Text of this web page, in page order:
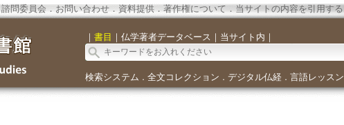
諮問委員会． お問い合わせ． 資料提供． 著作権について．当サイトの内容を引用する
｜ 書目 ｜ 仏学著者データベース ｜ 当サイト内 ｜
検索システム ． 全文コレクション ． デジタル仏経． 言語レッスン